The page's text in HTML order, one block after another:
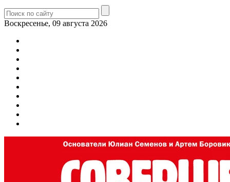
Воскресенье, 09 августа 2026